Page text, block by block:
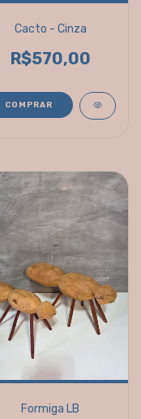
Cacto - Cinza
R$570,00
Formiga LB